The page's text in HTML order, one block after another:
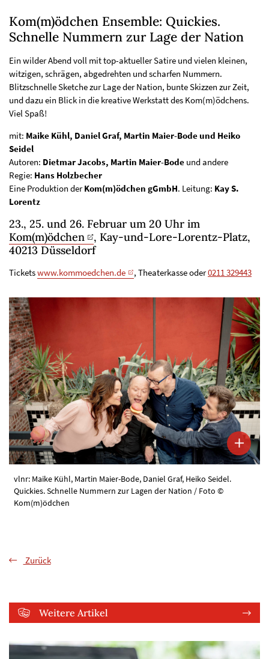
Kom(m)ödchen Ensemble: Quickies.
Schnelle Nummern zur Lage der Nation
Ein wilder Abend voll mit top-aktueller Satire und vielen kleinen,
witzigen, schrägen, abgedrehten und scharfen Nummern.
Blitzschnelle Sketche zur Lage der Nation, bunte Skizzen zur Zeit,
und dazu ein Blick in die kreative Werkstatt des Kom(m)ödchens.
Viel Spaß!
mit: Maike Kühl, Daniel Graf, Martin Maier-Bode und Heiko
Seidel
Autoren: Dietmar Jacobs, Martin Maier-Bode und andere
Regie: Hans Holzbecher
Eine Produktion derKom(m)ödchen gGmbH. Leitung: Kay S.
Lorentz
23., 25. und 26. Februar um 20 Uhr im
Kom(m)ödchen
, Kay-und-Lore-Lorentz-Platz,
40213 Düsseldorf
Ticketswww.kommoedchen.de , Theaterkasse oder0211 329443
vlnr: Maike Kühl, Martin Maier-Bode, Daniel Graf, Heiko Seidel.
Quickies. Schnelle Nummern zur Lagen der Nation / Foto ©
Kom(m)ödchen
Zurück
Weitere Artikel